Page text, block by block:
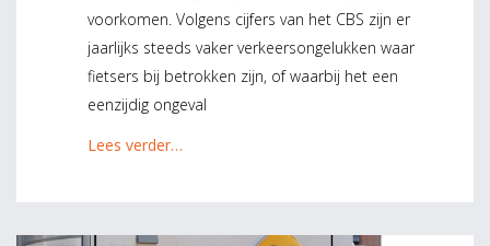
voorkomen. Volgens cijfers van het CBS zijn er
jaarlijks steeds vaker verkeersongelukken waar
fietsers bij betrokken zijn, of waarbij het een
eenzijdig ongeval
Lees verder…